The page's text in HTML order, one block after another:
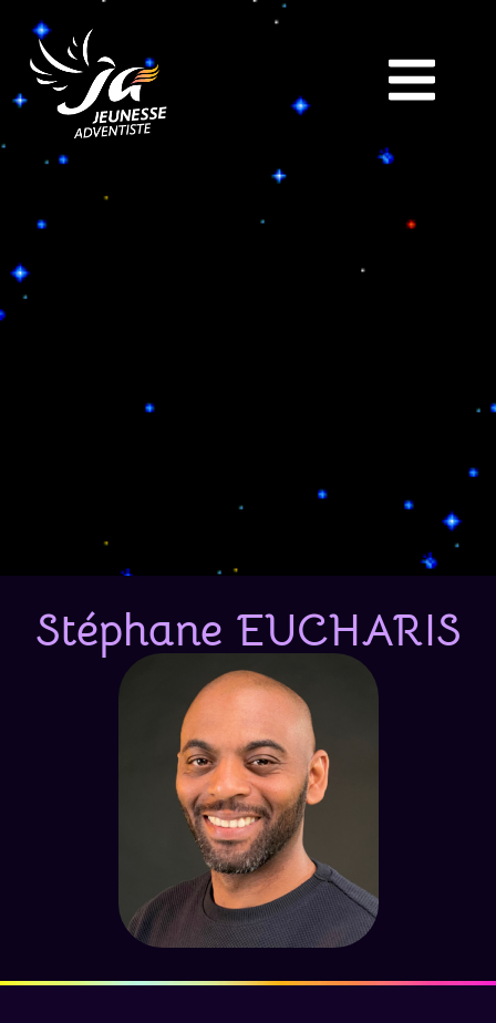
Stéphane EUCHARIS